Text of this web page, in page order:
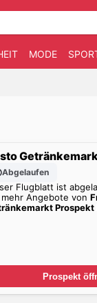
MODE
Abgelaufen
Flugblatt ist
mehr Angebote von
Prospekt
Prospekt